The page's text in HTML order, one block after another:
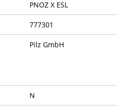
PNOZ X ESL
777301
Pilz GmbH
N